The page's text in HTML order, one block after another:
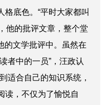
底色。“平时大家都叫
他的批评文章，整个堂
的文学批评中。虽然在
者中的一员”， 汪政认
适合自己的知识系统，
读，不仅为了愉悦自